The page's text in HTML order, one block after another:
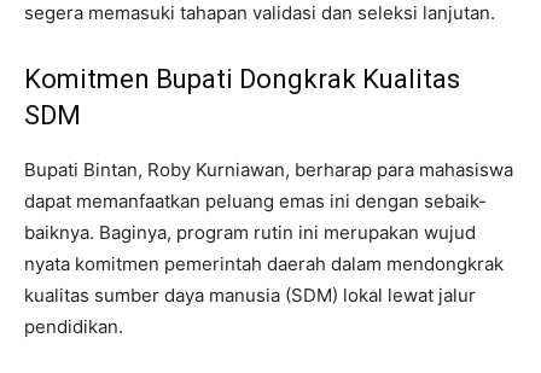
segera memasuki tahapan validasi dan seleksi lanjutan.
Komitmen Bupati Dongkrak Kualitas
SDM
Bupati Bintan, Roby Kurniawan, berharap para mahasiswa
dapat memanfaatkan peluang emas ini dengan sebaik-
baiknya. Baginya, program rutin ini merupakan wujud
nyata komitmen pemerintah daerah dalam mendongkrak
kualitas sumber daya manusia (SDM) lokal lewat jalur
pendidikan.